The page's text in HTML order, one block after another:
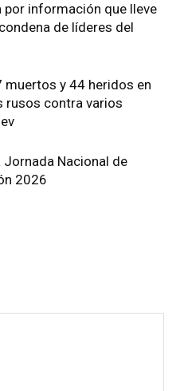
por información que lleve
de líderes del
muertos y 44 heridos en
rusos contra varios
Jornada Nacional de
2026